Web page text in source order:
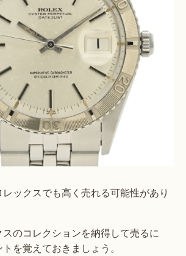
ックスでも高く売れる可能性があり
のコレクションを納得して売るに
を覚えておきましょう。